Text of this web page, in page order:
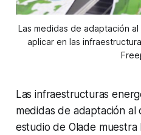
Las medidas de adaptación
aplicar en las
Las infraestructuras
medidas de adaptación al
estudio de Olade muestra